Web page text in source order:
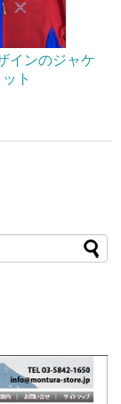
インのジャケ
ット